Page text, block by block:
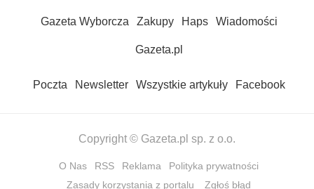
Gazeta Wyborcza Zakupy Haps Wiadomości
Gazeta.pl
Poczta Newsletter Wszystkie artykuły Facebook
Copyright © Gazeta.pl sp. z o.o.
O Nas RSS Reklama
Polityka prywatności
Zasady korzystania z portalu
Zgłoś błąd